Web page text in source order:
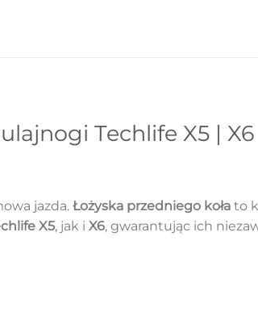
Techlife X5 | X6
jazda. Łożyska przedniego koła to
X5, jak i X6, gwarantując ich